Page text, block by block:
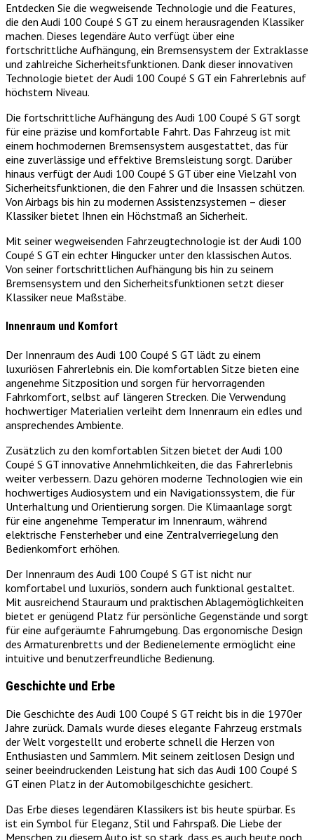
Entdecken Sie die wegweisende Technologie und die Features,
die den Audi 100 Coupé S GT zu einem herausragenden Klassiker
machen. Dieses legendäre Auto verfügt über eine
fortschrittliche Aufhängung, ein Bremsensystem der Extraklasse
und zahlreiche Sicherheitsfunktionen. Dank dieser innovativen
Technologie bietet der Audi 100 Coupé S GT ein Fahrerlebnis auf
höchstem Niveau.
Die fortschrittliche Aufhängung des Audi 100 Coupé S GT sorgt
für eine präzise und komfortable Fahrt. Das Fahrzeug ist mit
einem hochmodernen Bremsensystem ausgestattet, das für
eine zuverlässige und effektive Bremsleistung sorgt. Darüber
hinaus verfügt der Audi 100 Coupé S GT über eine Vielzahl von
Sicherheitsfunktionen, die den Fahrer und die Insassen schützen.
Von Airbags bis hin zu modernen Assistenzsystemen – dieser
Klassiker bietet Ihnen ein Höchstmaß an Sicherheit.
Mit seiner wegweisenden Fahrzeugtechnologie ist der Audi 100
Coupé S GT ein echter Hingucker unter den klassischen Autos.
Von seiner fortschrittlichen Aufhängung bis hin zu seinem
Bremsensystem und den Sicherheitsfunktionen setzt dieser
Klassiker neue Maßstäbe.
Innenraum und Komfort
Der Innenraum des Audi 100 Coupé S GT lädt zu einem
luxuriösen Fahrerlebnis ein. Die komfortablen Sitze bieten eine
angenehme Sitzposition und sorgen für hervorragenden
Fahrkomfort, selbst auf längeren Strecken. Die Verwendung
hochwertiger Materialien verleiht dem Innenraum ein edles und
ansprechendes Ambiente.
Zusätzlich zu den komfortablen Sitzen bietet der Audi 100
Coupé S GT innovative Annehmlichkeiten, die das Fahrerlebnis
weiter verbessern. Dazu gehören moderne Technologien wie ein
hochwertiges Audiosystem und ein Navigationssystem, die für
Unterhaltung und Orientierung sorgen. Die Klimaanlage sorgt
für eine angenehme Temperatur im Innenraum, während
elektrische Fensterheber und eine Zentralverriegelung den
Bedienkomfort erhöhen.
Der Innenraum des Audi 100 Coupé S GT ist nicht nur
komfortabel und luxuriös, sondern auch funktional gestaltet.
Mit ausreichend Stauraum und praktischen Ablagemöglichkeiten
bietet er genügend Platz für persönliche Gegenstände und sorgt
für eine aufgeräumte Fahrumgebung. Das ergonomische Design
des Armaturenbretts und der Bedienelemente ermöglicht eine
intuitive und benutzerfreundliche Bedienung.
Geschichte und Erbe
Die Geschichte des Audi 100 Coupé S GT reicht bis in die 1970er
Jahre zurück. Damals wurde dieses elegante Fahrzeug erstmals
der Welt vorgestellt und eroberte schnell die Herzen von
Enthusiasten und Sammlern. Mit seinem zeitlosen Design und
seiner beeindruckenden Leistung hat sich das Audi 100 Coupé S
GT einen Platz in der Automobilgeschichte gesichert.
Das Erbe dieses legendären Klassikers ist bis heute spürbar. Es
ist ein Symbol für Eleganz, Stil und Fahrspaß. Die Liebe der